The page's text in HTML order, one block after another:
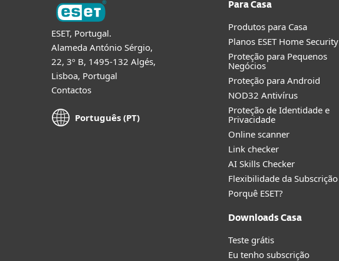
ESET, Portugal.
Alameda António Sérgio,
22, 3º B, 1495-132 Algés,
Lisboa, Portugal
Contactos
Português (PT)
Para Casa
Produtos para Casa
Planos ESET Home Security
Proteção para Pequenos
Negócios
Proteção para Android
NOD32 Antivírus
Proteção de Identidade e
Privacidade
Online scanner
Link checker
AI Skills Checker
Flexibilidade da Subscrição
Porquê ESET?
Downloads Casa
Teste grátis
Eu tenho subscrição